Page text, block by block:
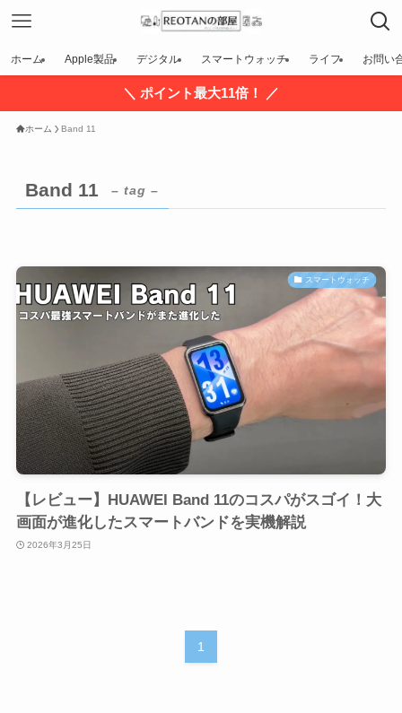
ホーム Apple製品 デジタル スマートウォッチ ライフ お問い
＼ ポイント最大11倍！ ／
ホーム Band 11
Band 11 – tag –
スマートウォッチ
【レビュー】HUAWEI Band 11のコスパがスゴイ！大
画面が進化したスマートバンドを実機解説
2026年3月25日
1